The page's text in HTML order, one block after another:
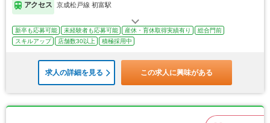
アクセス 京成松戸線 初富駅
新卒も応募可能 未経験者も応募可能 産休・育休取得実績有り
総合門前
スキルアップ
店舗数30以上 積極採用中
求人の詳細を見る この求人に興味がある